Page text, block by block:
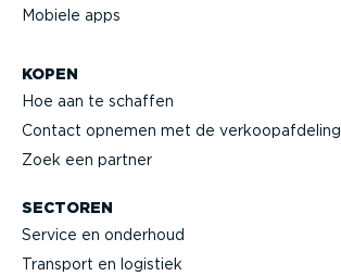
Mobiele apps
KOPEN
Hoe aan te schaffen
Contact opnemen met de verkoop­af­deling
Zoek een partner
SECTOREN
Service en onderhoud
Transport en logistiek